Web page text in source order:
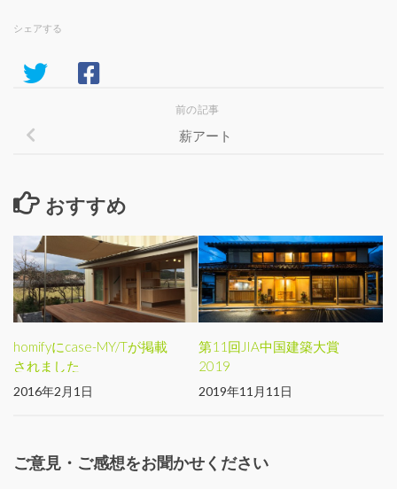
シェアする
前の記事
薪アート
おすすめ
homifyにcase-MY/Tが掲載
されました
2016年2月1日
第11回JIA中国建築大賞
2019
2019年11月11日
ご意見・ご感想をお聞かせください